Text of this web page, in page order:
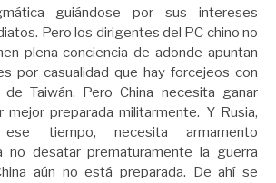
guiándose por sus intereses
Pero los dirigentes del PC chino no
plena conciencia de adonde apuntan
por casualidad que hay forcejeos con
de Taiwán. Pero China necesita ganar
preparada militarmente. Y Rusia,
tiempo, necesita armamento
no desatar prematuramente la guerra
aún no está preparada. De ahí se